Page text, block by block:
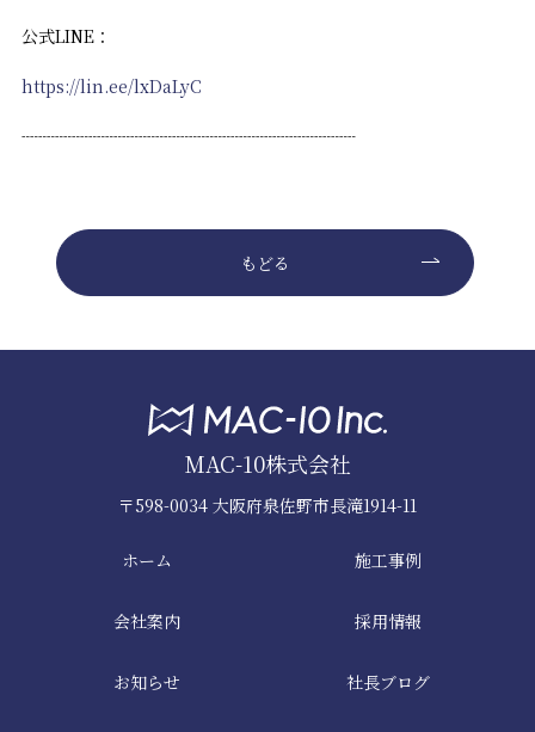
公式LINE：
https://lin.ee/lxDaLyC
┈┈┈┈┈┈┈┈┈┈┈┈┈┈┈┈┈┈┈┈
もどる
MAC-10株式会社
〒598-0034 大阪府泉佐野市長滝1914-11
ホーム 施工事例
会社案内 採用情報
お知らせ 社長ブログ